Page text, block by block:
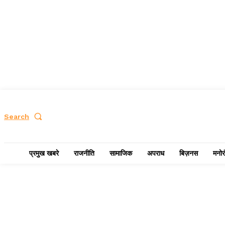
Search
प्रमुख खबरे राजनीति सामाजिक अपराध बिज़नस